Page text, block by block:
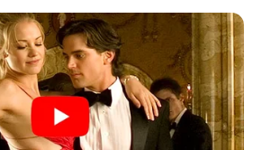
Ei & Joghurt – leicht, cremig
Quark-Vanille-
Mehl in nur 5 Minuten!
EISBEIN